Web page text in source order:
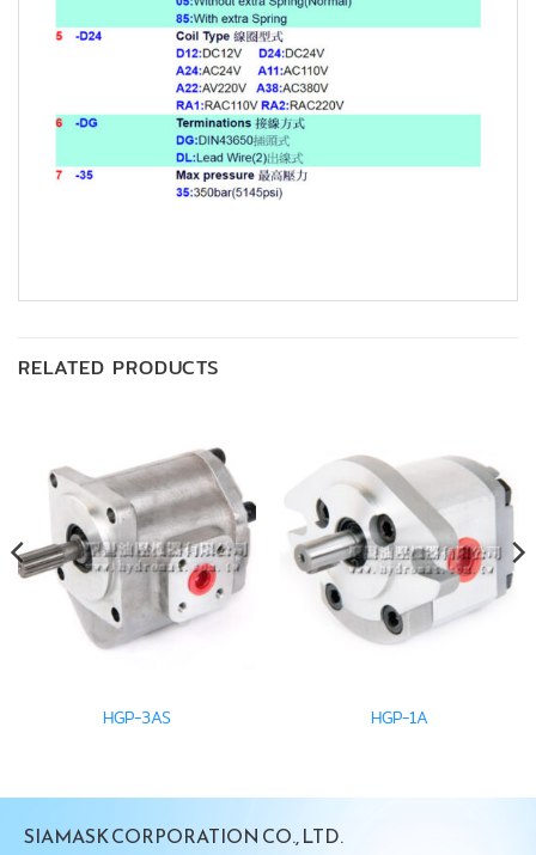
RELATED PRODUCTS
HGP-3AS HGP-1A
SIAMASK CORPORATION CO., LTD.